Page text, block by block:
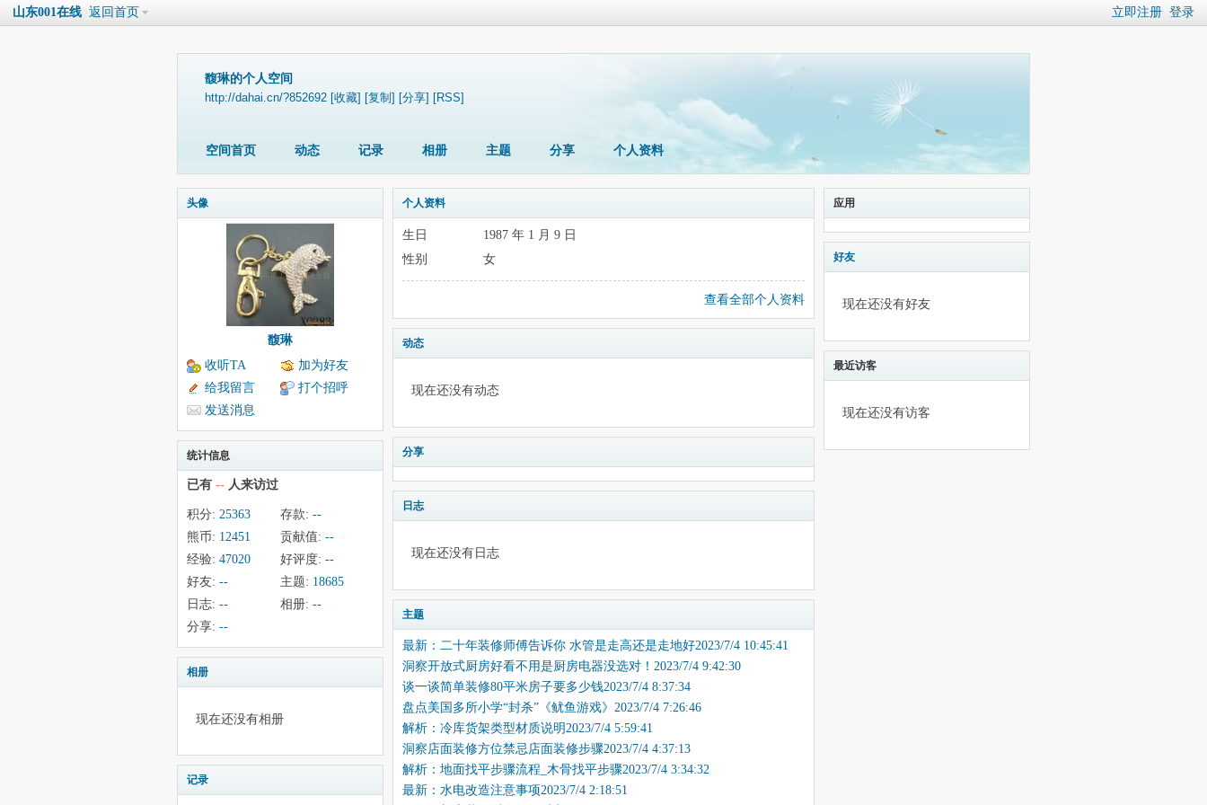
立即注册 登录
山东001在线 返回首页
馥琳的个人空间
http://dahai.cn/?852692 [收藏] [复制] [分享] [RSS]
空间首页 动态 记录 相册 主题 分享 个人资料
头像
馥琳
收听TA
加为好友
给我留言
打个招呼
发送消息
统计信息
已有 -- 人来访过
积分: 25363 存款: --
熊币: 12451 贡献值: --
经验: 47020 好评度: --
好友: -- 主题: 18685
日志: -- 相册: --
分享: --
相册
现在还没有相册
记录
个人资料
生日
1987 年 1 月 9 日
性别
女
查看全部个人资料
动态
现在还没有动态
分享
日志
现在还没有日志
主题
最新：二十年装修师傅告诉你 水管是走高还是走地好2023/7/4 10:45:41
洞察开放式厨房好看不用是厨房电器没选对！2023/7/4 9:42:30
谈一谈简单装修80平米房子要多少钱2023/7/4 8:37:34
盘点美国多所小学“封杀”《鱿鱼游戏》2023/7/4 7:26:46
解析：冷库货架类型材质说明2023/7/4 5:59:41
洞察店面装修方位禁忌店面装修步骤2023/7/4 4:37:13
解析：地面找平步骤流程_木骨找平步骤2023/7/4 3:34:32
最新：水电改造注意事项2023/7/4 2:18:51
应用
好友
现在还没有好友
最近访客
现在还没有访客